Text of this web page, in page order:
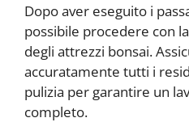
Dopo aver eseguito i
possibile procedere con
degli attrezzi bonsai.
accuratamente tutti i
pulizia per garantire un
completo.